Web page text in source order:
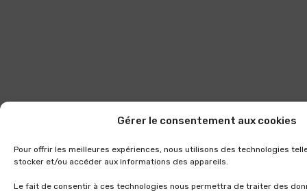
Gérer le consentement aux cookies
Pour offrir les meilleures expériences, nous utilisons des technologies
stocker et/ou accéder aux informations des appareils.
Le fait de consentir à ces technologies nous permettra de traiter des